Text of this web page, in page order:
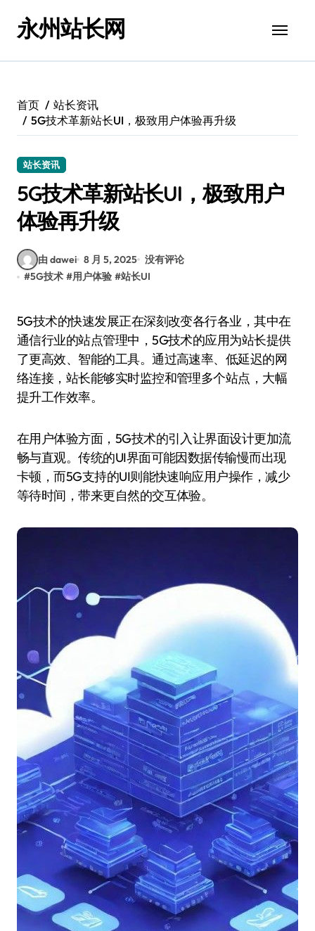
永州站长网
首页
站长资讯
5G技术革新站长UI，极致用户体验再升级
站长资讯
5G技术革新站长UI，极致用户
体验再升级
由 dawei 8 月 5, 2025 没有评论
#5G技术 #用户体验 #站长UI
5G技术的快速发展正在深刻改变各行各业，其中在
通信行业的站点管理中，5G技术的应用为站长提供
了更高效、智能的工具。通过高速率、低延迟的网
络连接，站长能够实时监控和管理多个站点，大幅
提升工作效率。
在用户体验方面，5G技术的引入让界面设计更加流
畅与直观。传统的UI界面可能因数据传输慢而出现
卡顿，而5G支持的UI则能快速响应用户操作，减少
等待时间，带来更自然的交互体验。